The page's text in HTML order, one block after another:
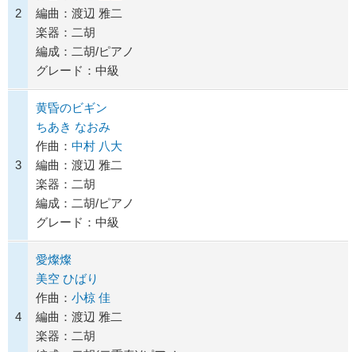
2
編曲：渡辺 雅二
楽器：二胡
編成：二胡/ピアノ
グレード：中級
3
黄昏のビギン
ちあき なおみ
作曲： 中村 八大
編曲：渡辺 雅二
楽器：二胡
編成：二胡/ピアノ
グレード：中級
4
愛燦燦
美空 ひばり
作曲： 小椋 佳
編曲：渡辺 雅二
楽器：二胡